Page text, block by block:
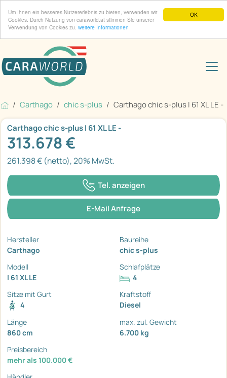
OK
Um Ihnen ein besseres Nutzererlebnis zu bieten, verwenden wir
Cookies. Durch Nutzung von caraworld.at stimmen Sie unserer
Verwendung von Cookies zu. weitere Informationen
Carthago chic s-plus Carthago chic s-plus I 61 XL LE -
Carthago chic s-plus I 61 XL LE -
313.678 €
261.398 € (netto), 20% MwSt.
Tel. anzeigen
E-Mail Anfrage
Hersteller
Carthago
Baureihe
chic s-plus
Modell
I 61 XL LE
Schlafplätze
4
Sitze mit Gurt
4
Kraftstoff
Diesel
Länge
860 cm
max. zul. Gewicht
6.700 kg
Preisbereich
mehr als 100.000 €